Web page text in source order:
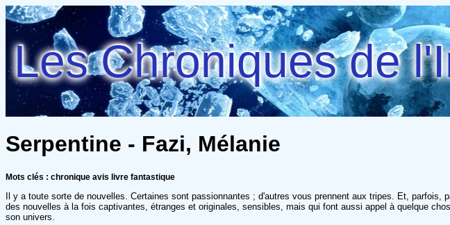
Les Chroniques de
Serpentine - Fazi, Mélanie
Mots clés : chronique avis livre fantastique
Il y a toute sorte de nouvelles. Certaines sont passionnantes ; d'autres vous prennent aux tripes. Et, parfois,
des nouvelles à la fois captivantes, étranges et originales, sensibles, mais qui font aussi appel à quelque
son univers.